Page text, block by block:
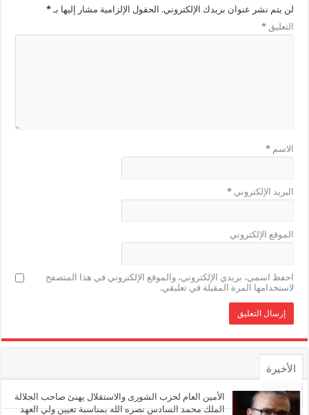
لن يتم نشر عنوان بريدك الإلكتروني. الحقول الإلزامية مشار إليها بـ*
التعليق*
الاسم*
البريد الإلكتروني*
الموقع الإلكتروني
احفظ اسمي، بريدي الإلكتروني، والموقع الإلكتروني في هذا المتصفح
لاستخدامها المرة المقبلة في تعليقي.
الأخيرة
الأشهر
الأمين العام لحزب الشورى والاستقلال يهنئ صاحب الجلالة
الملك محمد السادس نصره الله بمناسبة تعيين ولي العهد